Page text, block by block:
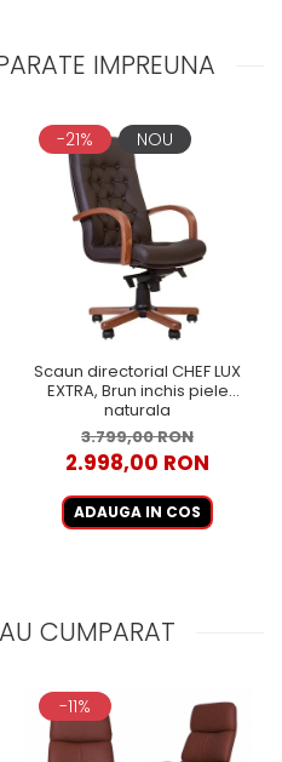
IMPREUNA
-21% NOU
Scaun directorial CHEF LUX
EXTRA, Brun inchis piele
naturala
3.799,00 RON
2.998,00 RON
ADAUGA IN COS
CUMPARAT
-11%